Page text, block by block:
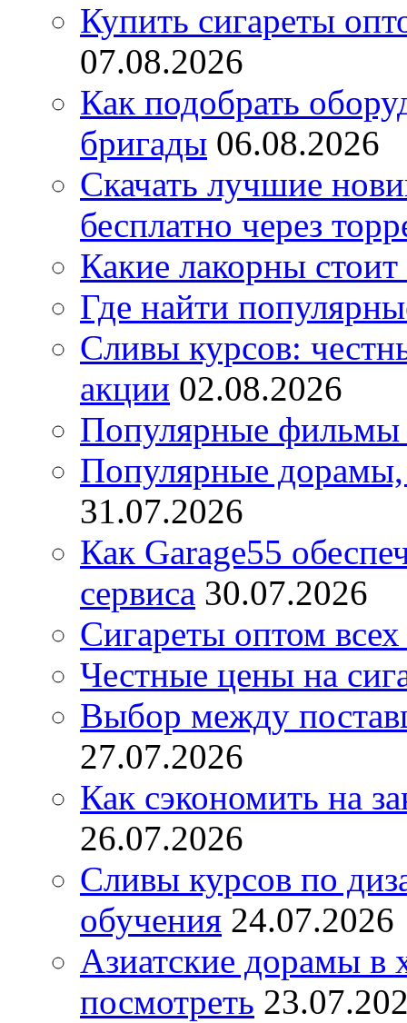
Купить сигареты
07.08.2026
Как подобрать
бригады 06.08.2026
Скачать лучшие
бесплатно через
Какие лакорны стоит
Где найти
Сливы курсов:
акции 02.08.2026
Популярные фильмы
Популярные дорамы,
31.07.2026
Как Garage55
сервиса 30.07.2026
Сигареты оптом
Честные цены на
Выбор между
27.07.2026
Как сэкономить на
26.07.2026
Сливы курсов по
обучения 24.07.2026
Азиатские дорамы в
посмотреть